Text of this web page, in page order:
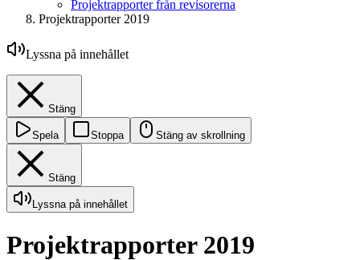
Projektrapporter från revisorerna
Projektrapporter 2019
Lyssna på innehållet
Stäng
Spela Stoppa Stäng av skrollning
Stäng
Lyssna på innehållet
Projektrapporter 2019